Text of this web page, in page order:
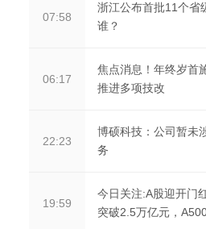
07:58
浙江公布首批11个省
谁？
06:17
焦点消息！年终岁首
推进多项技改
22:23
博硕科技：公司暂未
务
19:59
今日关注:A股迎开门
突破2.5万亿元，